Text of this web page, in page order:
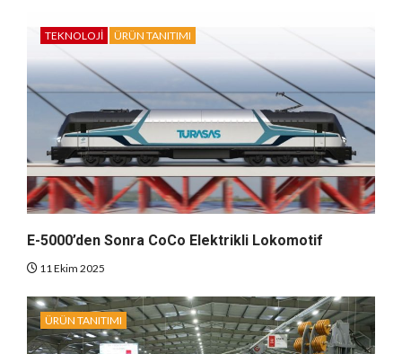
TEKNOLOJI ÜRÜN TANITIMI
E-5000’den Sonra CoCo Elektrikli Lokomotif
11 Ekim 2025
ÜRÜN TANITIMI